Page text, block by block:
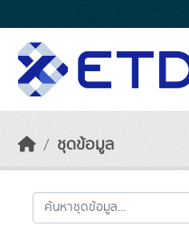
ชุดข้อมูล